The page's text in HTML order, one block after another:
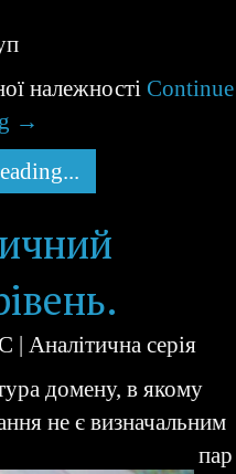
належності Continue
→
| Аналітична серія
домену, в якому
не є визначальним
пар